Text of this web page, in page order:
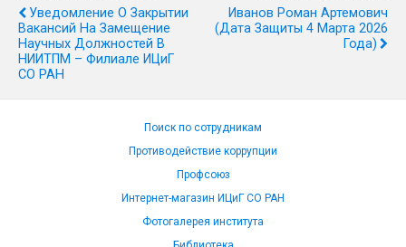
Уведомление О Закрытии
Вакансий На Замещение
Научных Должностей В
НИИТПМ – Филиале ИЦиГ
СО РАН
Иванов Роман Артемович
(дата Защиты 4 Марта 2026
Года)
Поиск по сотрудникам
Противодействие коррупции
Профсоюз
Интернет-магазин ИЦиГ СО РАН
Фотогалерея института